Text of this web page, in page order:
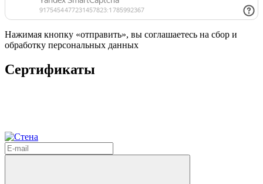
Нажимая кнопку «отправить», вы соглашаетесь на сбор и
обработку персональных данных
Сертификаты